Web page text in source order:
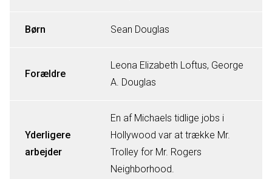
Børn Sean Douglas
Forældre
Leona Elizabeth Loftus, George
A. Douglas
Yderligere
arbejder
En af Michaels tidlige jobs i
Hollywood var at trække Mr.
Trolley for Mr. Rogers
Neighborhood.